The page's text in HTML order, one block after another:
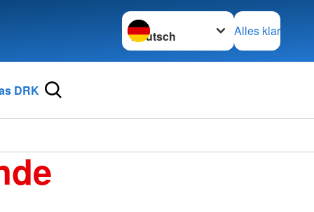
Sprache wechseln zu
Alles klar
DRK